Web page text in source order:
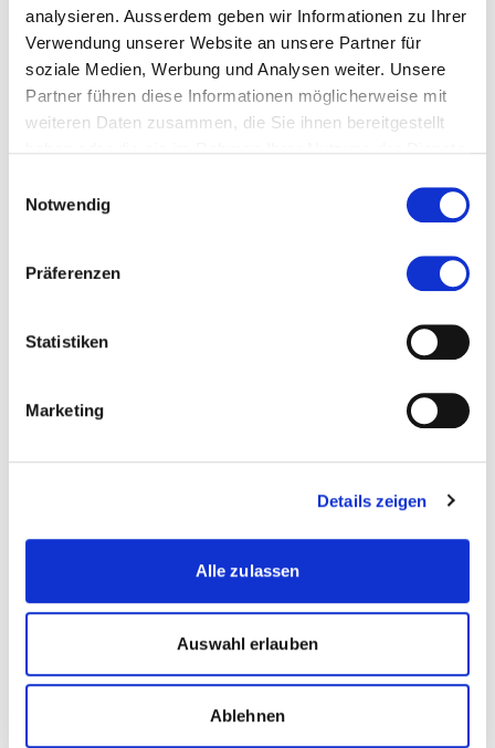
analysieren. Ausserdem geben wir Informationen zu Ihrer
Verwendung unserer Website an unsere Partner für
soziale Medien, Werbung und Analysen weiter. Unsere
Partner führen diese Informationen möglicherweise mit
weiteren Daten zusammen, die Sie ihnen bereitgestellt
Notwendig
Präferenzen
Statistiken
Marketing
Details zeigen
Alle zulassen
Auswahl erlauben
Ablehnen
Sie interessieren sich für das Thema Vorurteile? Hier
gelangen Sie zurBuchempfehlung «Gegen
Vorurteile».
Prof. Dr. Christian
Arbeitspsychologie |
Organisationspsychologie |
Psychologie |
Wirtschaftspsychologie
more...